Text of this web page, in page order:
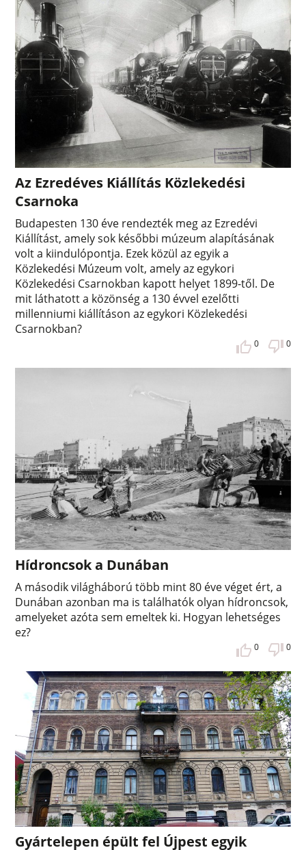
Az Ezredéves Kiállítás Közlekedési
Csarnoka
Budapesten 130 éve rendezték meg az Ezredévi
Kiállítást, amely sok későbbi múzeum alapításának
volt a kiindulópontja. Ezek közül az egyik a
Közlekedési Múzeum volt, amely az egykori
Közlekedési Csarnokban kapott helyet 1899-től. De
mit láthatott a közönség a 130 évvel ezelőtti
millenniumi kiállításon az egykori Közlekedési
Csarnokban?
0 0
Hídroncsok a Dunában
A második világháború több mint 80 éve véget ért, a
Dunában azonban ma is találhatók olyan hídroncsok,
amelyeket azóta sem emeltek ki. Hogyan lehetséges
ez?
0 0
Gyártelepen épült fel Újpest egyik